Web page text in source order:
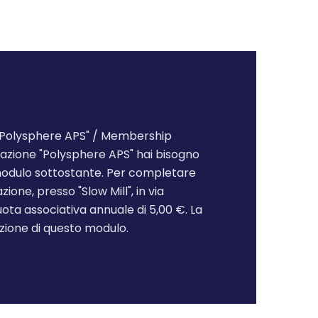
APS" / Membership
"Polysphere APS" hai bisogno
sottostante. Per completare
presso "Slow Mill", in via
associativa annuale di 5,00 €. La
di questo modulo.